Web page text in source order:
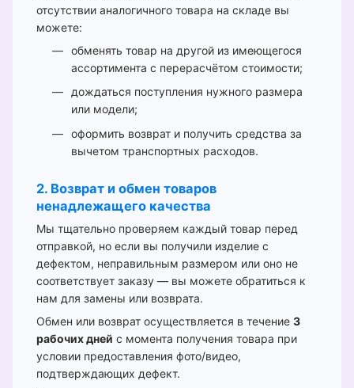
отсутствии аналогичного товара на складе вы
можете:
обменять товар на другой из имеющегося
ассортимента с перерасчётом стоимости;
дождаться поступления нужного размера
или модели;
оформить возврат и получить средства за
вычетом транспортных расходов.
2. Возврат и обмен товаров
ненадлежащего качества
Мы тщательно проверяем каждый товар перед
отправкой, но если вы получили изделие с
дефектом, неправильным размером или оно не
соответствует заказу — вы можете обратиться к
нам для замены или возврата.
Обмен или возврат осуществляется в течение 3
рабочих дней с момента получения товара при
условии предоставления фото/видео,
подтверждающих дефект.